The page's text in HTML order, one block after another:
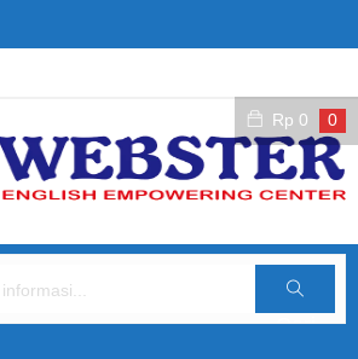
Rp 0 0
Cari